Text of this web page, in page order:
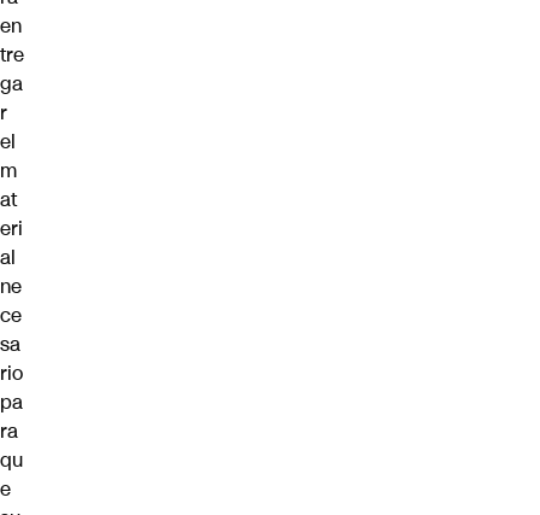
en
tre
ga
r
el
m
at
eri
al
ne
ce
sa
rio
pa
ra
qu
e